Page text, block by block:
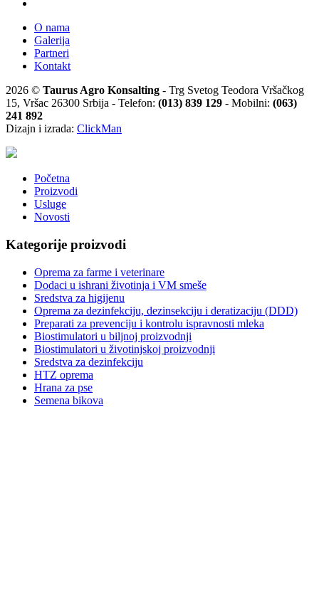
O nama
Galerija
Partneri
Kontakt
2026 © Taurus Agro Konsalting - Trg Svetog Teodora Vršačkog
15, Vršac 26300 Srbija - Telefon: (013) 839 129 - Mobilni: (063)
241 892
Dizajn i izrada: ClickMan
Početna
Proizvodi
Usluge
Novosti
Kategorije proizvodi
Oprema za farme i veterinare
Dodaci u ishrani životinja i VM smeše
Sredstva za higijenu
Oprema za dezinfekciju, dezinsekciju i deratizaciju (DDD)
Preparati za prevenciju i kontrolu ispravnosti mleka
Biostimulatori u biljnoj proizvodnji
Biostimulatori u životinjskoj proizvodnji
Sredstva za dezinfekciju
HTZ oprema
Hrana za pse
Semena bikova